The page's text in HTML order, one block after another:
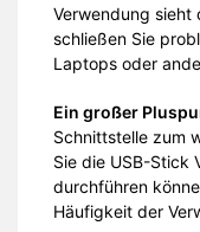
Verwendung sieht
schließen Sie
Laptops oder
Ein großer
Schnittstelle zum
Sie die USB-Stick
durchführen
Häufigkeit der